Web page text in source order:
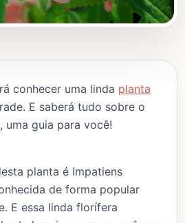
conhecer uma linda planta
E saberá tudo sobre o
uma guia para você!
planta é Impatiens
de forma popular
E essa linda florífera